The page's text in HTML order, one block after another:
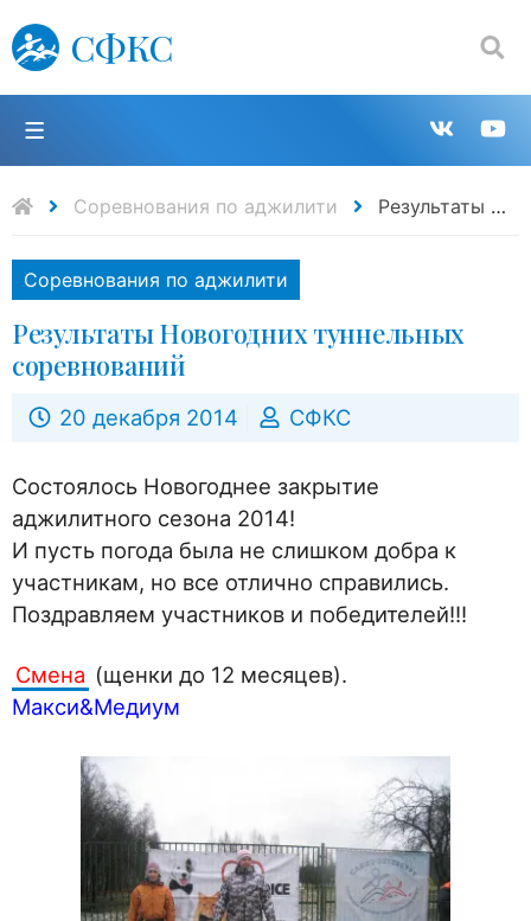
СФКС
Поиск:
в
Соревнования по аджилити Результаты Новогодних туннельных соревнований
Соревнования по аджилити
Результаты Новогодних туннельных
соревнований
20 декабря 2014 СФКС
Состоялось Новогоднее закрытие
аджилитного сезона 2014!
И пусть погода была не слишком добра к
участникам, но все отлично справились.
Поздравляем участников и победителей!!!
Смена (щенки до 12 месяцев).
Макси&Медиум